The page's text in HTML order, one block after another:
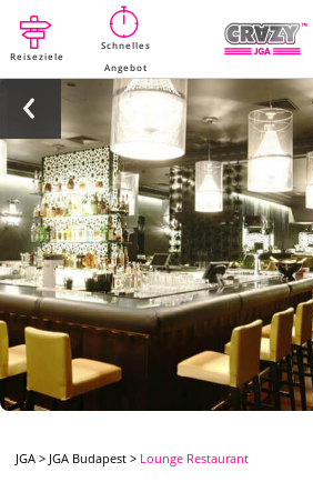
Reiseziele
Schnelles
Angebot
JGA > JGA Budapest > Lounge Restaurant